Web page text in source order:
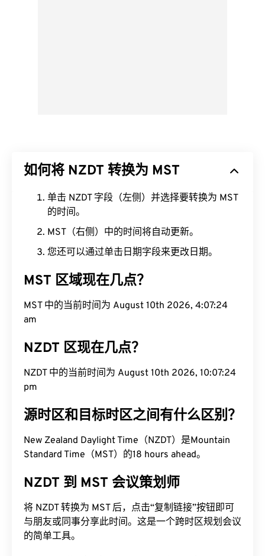
如何将 NZDT 转换为 MST
单击 NZDT 字段（左侧）并选择要转换为 MST
的时间。
MST（右侧）中的时间将自动更新。
您还可以通过单击日期字段来更改日期。
MST 区域现在几点？
MST 中的当前时间为 August 10th 2026, 4:07:24
am
NZDT 区现在几点？
NZDT 中的当前时间为 August 10th 2026, 10:07:24
pm
源时区和目标时区之间有什么区别？
New Zealand Daylight Time（NZDT）是Mountain
Standard Time（MST）的18 hours ahead。
NZDT 到 MST 会议策划师
将 NZDT 转换为 MST 后，点击“复制链接”按钮即可
与朋友或同事分享此时间。这是一个跨时区规划会议
的简单工具。